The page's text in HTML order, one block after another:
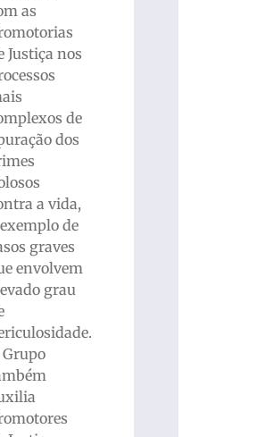
as
Justiça nos
de
dos
a vida,
de
graves
envolvem
grau
Grupo